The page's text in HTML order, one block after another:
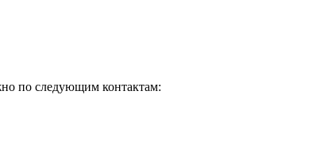
по следующим контактам: